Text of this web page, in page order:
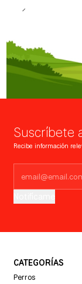
Suscríbete
Recibe información
CATEGORÍAS
Perros